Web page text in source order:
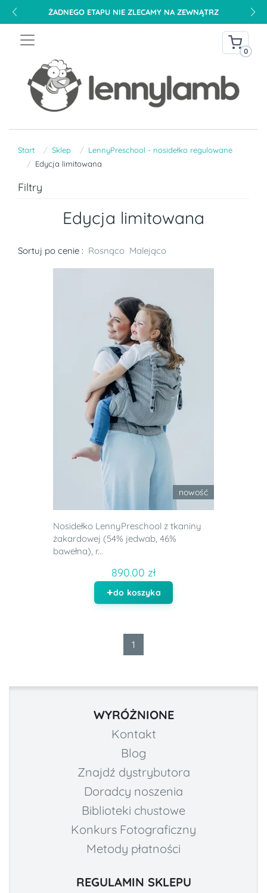
ŻADNEGO ETAPU NIE ZLECAMY NA ZEWNĄTRZ
0
Start Sklep
LennyPreschool - nosidełko regulowane
Edycja limitowana
Filtry
Edycja limitowana
Sortuj po cenie : Rosnąco Malejąco
nowość
Nosidełko LennyPreschool z tkaniny
żakardowej (54% jedwab, 46%
bawełna), r...
890.00 zł
do koszyka
1
WYRÓŻNIONE
Kontakt
Blog
Znajdź dystrybutora
Doradcy noszenia
Biblioteki chustowe
Konkurs Fotograficzny
Metody płatności
REGULAMIN SKLEPU